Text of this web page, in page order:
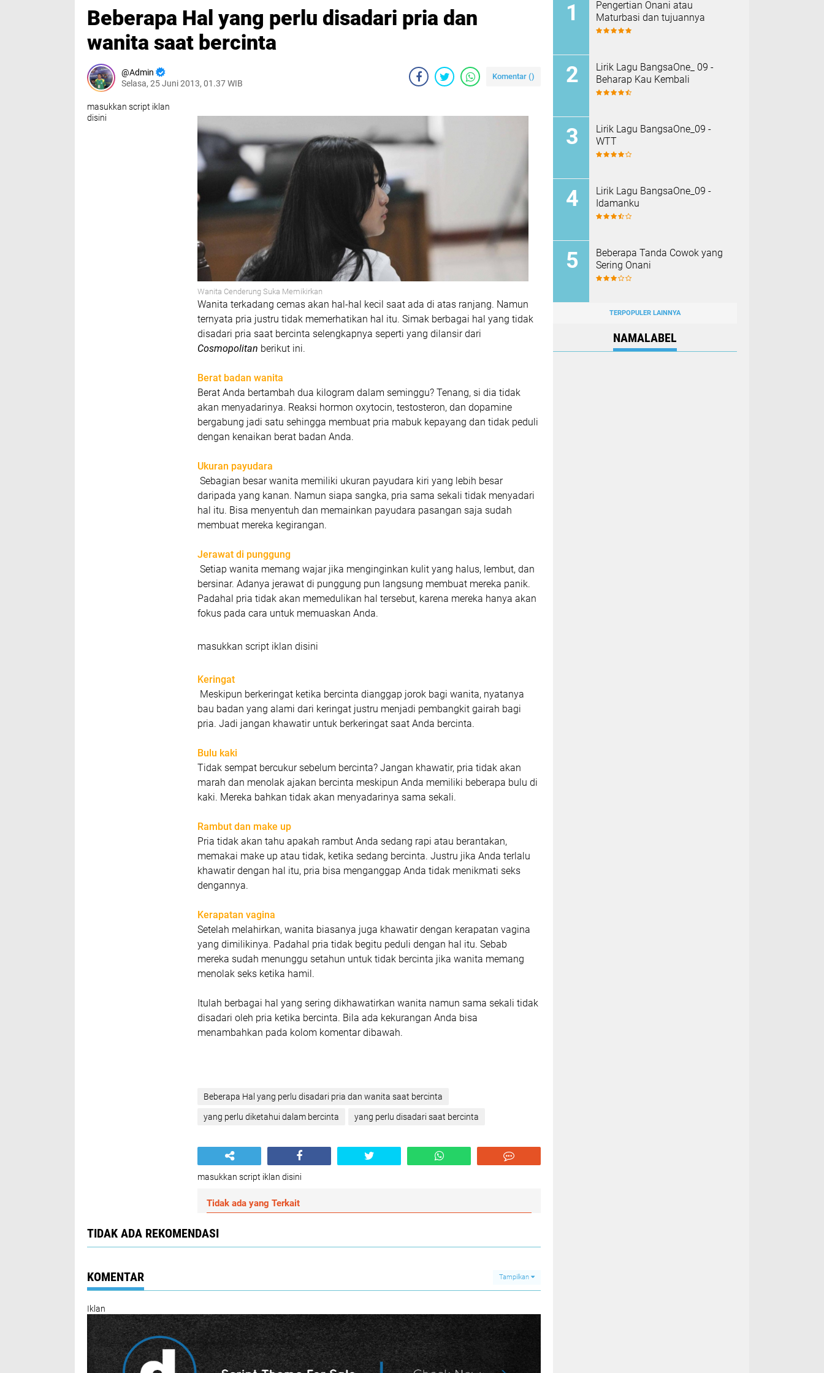
Beberapa Hal yang perlu disadari pria dan
wanita saat bercinta
Admin
Selasa, 25 Juni 2013, 01.37 WIB
Komentar ()
masukkan script iklan
disini
Wanita Cenderung Suka Memikirkan
Wanita terkadang cemas akan hal-hal kecil saat ada di atas ranjang. Namun
ternyata pria justru tidak memerhatikan hal itu. Simak berbagai hal yang tidak
disadari pria saat bercinta selengkapnya seperti yang dilansir dari
Cosmopolitan berikut ini.
Berat badan wanita
Berat Anda bertambah dua kilogram dalam seminggu? Tenang, si dia tidak
akan menyadarinya. Reaksi hormon oxytocin, testosteron, dan dopamine
bergabung jadi satu sehingga membuat pria mabuk kepayang dan tidak peduli
dengan kenaikan berat badan Anda.
Ukuran payudara
Sebagian besar wanita memiliki ukuran payudara kiri yang lebih besar
daripada yang kanan. Namun siapa sangka, pria sama sekali tidak menyadari
hal itu. Bisa menyentuh dan memainkan payudara pasangan saja sudah
membuat mereka kegirangan.
Jerawat di punggung
Setiap wanita memang wajar jika menginginkan kulit yang halus, lembut, dan
bersinar. Adanya jerawat di punggung pun langsung membuat mereka panik.
Padahal pria tidak akan memedulikan hal tersebut, karena mereka hanya akan
fokus pada cara untuk memuaskan Anda.
masukkan script iklan disini
Keringat
Meskipun berkeringat ketika bercinta dianggap jorok bagi wanita, nyatanya
bau badan yang alami dari keringat justru menjadi pembangkit gairah bagi
pria. Jadi jangan khawatir untuk berkeringat saat Anda bercinta.
Bulu kaki
Tidak sempat bercukur sebelum bercinta? Jangan khawatir, pria tidak akan
marah dan menolak ajakan bercinta meskipun Anda memiliki beberapa bulu di
kaki. Mereka bahkan tidak akan menyadarinya sama sekali.
Rambut dan make up
Pria tidak akan tahu apakah rambut Anda sedang rapi atau berantakan,
memakai make up atau tidak, ketika sedang bercinta. Justru jika Anda terlalu
khawatir dengan hal itu, pria bisa menganggap Anda tidak menikmati seks
dengannya.
Kerapatan vagina
Setelah melahirkan, wanita biasanya juga khawatir dengan kerapatan vagina
yang dimilikinya. Padahal pria tidak begitu peduli dengan hal itu. Sebab
mereka sudah menunggu setahun untuk tidak bercinta jika wanita memang
menolak seks ketika hamil.
Itulah berbagai hal yang sering dikhawatirkan wanita namun sama sekali tidak
disadari oleh pria ketika bercinta. Bila ada kekurangan Anda bisa
menambahkan pada kolom komentar dibawah.
Beberapa Hal yang perlu disadari pria dan wanita saat bercinta
yang perlu diketahui dalam bercinta yang perlu disadari saat bercinta
masukkan script iklan disini
Tidak ada yang Terkait
TIDAK ADA REKOMENDASI
KOMENTAR Tampilkan
Iklan
Pengertian Onani atau
Maturbasi dan tujuannya
Lirik Lagu BangsaOne_ 09 -
Beharap Kau Kembali
Lirik Lagu BangsaOne_09 -
WTT
Lirik Lagu BangsaOne_09 -
Idamanku
Beberapa Tanda Cowok yang
Sering Onani
TERPOPULER LAINNYA
NAMALABEL